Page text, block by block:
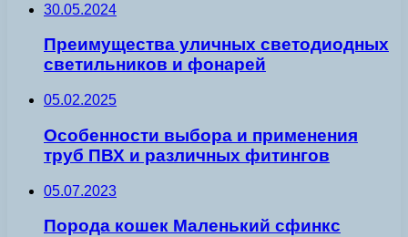
30.05.2024
Преимущества уличных светодиодных
светильников и фонарей
05.02.2025
Особенности выбора и применения
труб ПВХ и различных фитингов
05.07.2023
Порода кошек Маленький сфинкс